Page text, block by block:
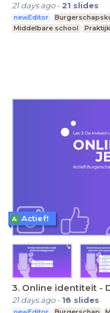
21 days ago- 21 slides
newEditor
Middelbare school
3. Online identiteit -
21 days ago- 18 slides
Actief!